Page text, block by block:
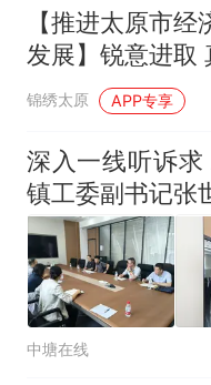
【推进太原市经
发展】锐意进取
推进太原市经济
展大会在我市各
烈反响（九）
锦绣太原 APP专享
深入一线听诉
镇工委副书记张
中塘在线